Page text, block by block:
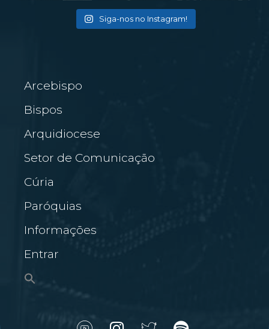
Siga-nos no Instagram!
Arcebispo
Bispos
Arquidiocese
Setor de Comunicação
Cúria
Paróquias
Informações
Entrar